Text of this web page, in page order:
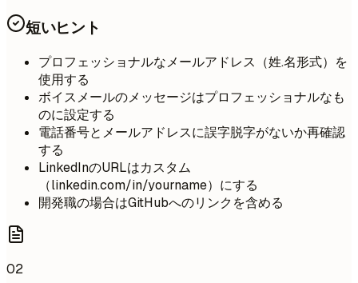
短いヒント
プロフェッショナルなメールアドレス（姓.名形式）を
使用する
ボイスメールのメッセージはプロフェッショナルなも
のに設定する
電話番号とメールアドレスに誤字脱字がないか再確認
する
LinkedInのURLはカスタム
（linkedin.com/in/yourname）にする
開発職の場合はGitHubへのリンクを含める
02